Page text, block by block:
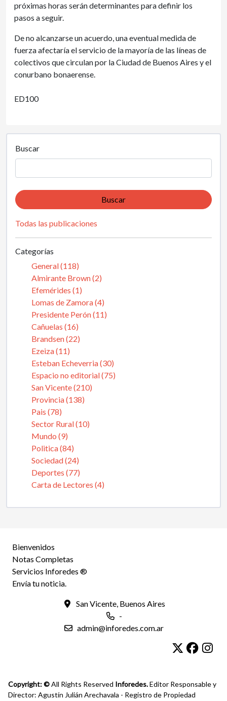
próximas horas serán determinantes para definir los
pasos a seguir.
De no alcanzarse un acuerdo, una eventual medida de
fuerza afectaría el servicio de la mayoría de las líneas de
colectivos que circulan por la Ciudad de Buenos Aires y el
conurbano bonaerense.
ED100
Buscar
Buscar
Todas las publicaciones
Categorías
General (118)
Almirante Brown (2)
Efemérides (1)
Lomas de Zamora (4)
Presidente Perón (11)
Cañuelas (16)
Brandsen (22)
Ezeiza (11)
Esteban Echeverria (30)
Espacio no editorial (75)
San Vicente (210)
Provincia (138)
Pais (78)
Sector Rural (10)
Mundo (9)
Politica (84)
Sociedad (24)
Deportes (77)
Carta de Lectores (4)
Bienvenidos
Notas Completas
Servicios Inforedes ®
Envía tu noticia.
San Vicente, Buenos Aires
-
admin@inforedes.com.ar
Copyright: ©All Rights Reserved Inforedes.Editor Responsable y
Director: Agustín Julián Arechavala - Registro de Propiedad